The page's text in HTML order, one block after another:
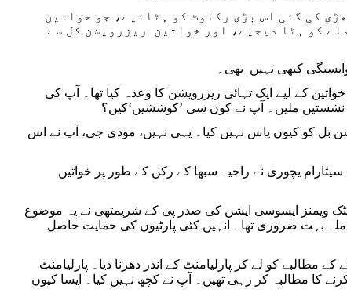
106ویں آئینی ترمیم میں کھڑی کی گئی اس بڑی رکاوٹ کو ہٹائیے، جو خواتین
کو ہٹا دیجیے، اور خواتین ریزرویشن کل سے
کبھی نہیں تھی۔
خواتین کے لیے ایک تہائی ریزرویشن کا وعدہ کیا تھا۔ آپ کی
بل کو کیوں پاس نہیں کیا۔ یہی نہیں، مودی جی، آپ نے اس
یچوری نے راجیہ سبھا کے رکن کے طور پر خواتین
ویمنز ایسوسی ایشن کی صدر پی کے شریمتھی نے یہ موضوع
یہ معاملہ بہت ضروری تھا۔ انہیں کئی پارٹیوں کی حمایت حاصل
مطالبے کو لے کر پارلیامنٹ کے اندر دھرنا دیا۔ پارلیامنٹ
کا مطالبہ کر رہی تھیں۔ آپ نے کچھ نہیں کیا۔ ایسا کیوں